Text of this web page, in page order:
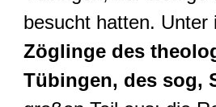
besucht hatten. Unter
Zöglinge des
Tübingen, des sog,